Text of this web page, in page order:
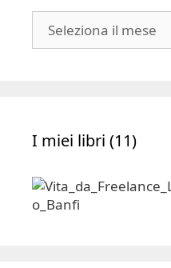
I miei libri (11)